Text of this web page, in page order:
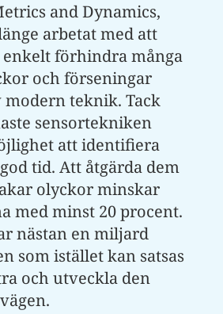
and Dynamics,
arbetat med att
förhindra många
och förseningar
modern teknik. Tack
sensortekniken
att identifiera
tid. Att åtgärda dem
olyckor minskar
med minst 20 procent.
nästan en miljard
som istället kan satsas
och utveckla den